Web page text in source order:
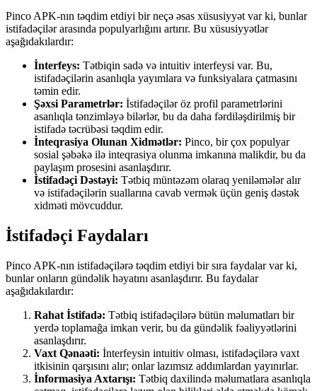
Pinco APK-nın təqdim etdiyi bir neçə əsas xüsusiyyət var ki, bunlar
istifadəçilər arasında populyarlığını artırır. Bu xüsusiyyətlər
aşağıdakılardır:
İnterfeys: Tətbiqin sadə və intuitiv interfeysi var. Bu,
istifadəçilərin asanlıqla yayımlara və funksiyalara çatmasını
təmin edir.
Şəxsi Parametrlər: İstifadəçilər öz profil parametrlərini
asanlıqla tənzimləyə bilərlər, bu da daha fərdiləşdirilmiş bir
istifadə təcrübəsi təqdim edir.
İnteqrasiya Olunan Xidmətlər: Pinco, bir çox populyar
sosial şəbəkə ilə inteqrasiya olunma imkanına malikdir, bu da
paylaşım prosesini asanlaşdırır.
İstifadəçi Dəstəyi: Tətbiq müntəzəm olaraq yeniləmələr alır
və istifadəçilərin suallarına cavab vermək üçün geniş dəstək
xidməti mövcuddur.
İstifadəçi Faydaları
Pinco APK-nın istifadəçilərə təqdim etdiyi bir sıra faydalar var ki,
bunlar onların gündəlik həyatını asanlaşdırır. Bu faydalar
aşağıdakılardır:
Rahat İstifadə: Tətbiq istifadəçilərə bütün məlumatları bir
yerdə toplamağa imkan verir, bu da gündəlik fəaliyyətlərini
asanlaşdırır.
Vaxt Qənaəti: İnterfeysin intuitiv olması, istifadəçilərə vaxt
itkisinin qarşısını alır; onlar lazımsız addımlardan yayınırlar.
İnformasiya Axtarışı: Tətbiq daxilində məlumatlara asanlıqla